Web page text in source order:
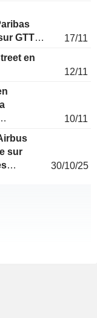
GTT,
17/11
en
12/11
10/11
sur
30/10/25